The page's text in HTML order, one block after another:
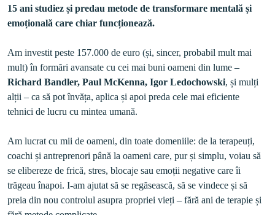
15 ani studiez și predau metode de transformare mentală și
emoțională care chiar funcționează.
Am investit peste 157.000 de euro (și, sincer, probabil mult mai
mult) în formări avansate cu cei mai buni oameni din lume –
Richard Bandler, Paul McKenna, Igor Ledochowski, și mulți
alții – ca să pot învăța, aplica și apoi preda cele mai eficiente
Am lucrat cu mii de oameni, din toate domeniile: de la terapeuți,
coachi și antreprenori până la oameni care, pur și simplu, voiau să
se elibereze de frică, stres, blocaje sau emoții negative care îi
trăgeau înapoi. I-am ajutat să se regăsească, să se vindece și să
preia din nou controlul asupra propriei vieți – fără ani de terapie și